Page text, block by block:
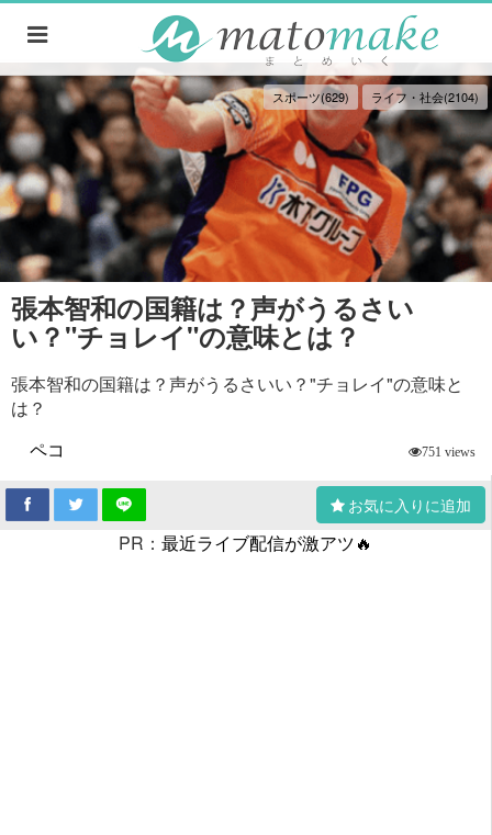
スポーツ(629) ライフ・社会(2104)
張本智和の国籍は？声がうるさい
い？"チョレイ"の意味とは？
張本智和の国籍は？声がうるさいい？"チョレイ"の意味と
は？
ペコ
751 views
お気に入りに追加
PR： 最近ライブ配信が激アツ🔥